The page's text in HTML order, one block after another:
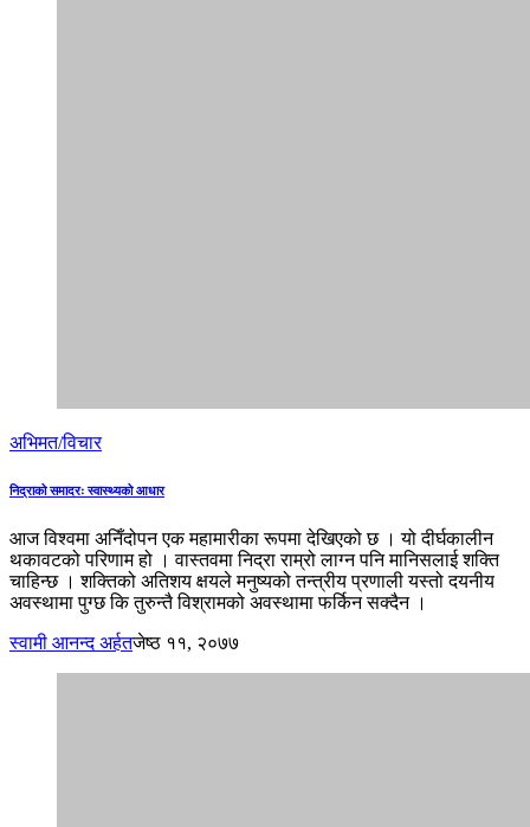
अभिमत/विचार
निद्राको समादरः स्वास्थ्यको आधार
आज विश्वमा अनिँदोपन एक महामारीका रूपमा देखिएको छ । यो दीर्घकालीन
थकावटको परिणाम हो । वास्तवमा निद्रा राम्रो लाग्न पनि मानिसलाई शक्ति
चाहिन्छ । शक्तिको अतिशय क्षयले मनुष्यको तन्त्रीय प्रणाली यस्तो दयनीय
अवस्थामा पुग्छ कि तुरुन्तै विश्रामको अवस्थामा फर्किन सक्दैन ।
स्वामी आनन्द अर्हतजेष्ठ ११, २०७७